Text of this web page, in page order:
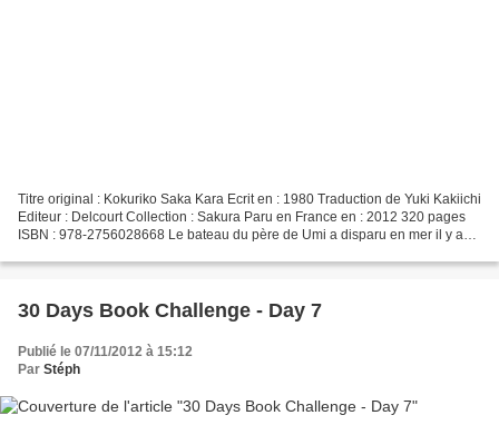
Titre original : Kokuriko Saka Kara Ecrit en : 1980 Traduction de Yuki Kakiichi
Editeur : Delcourt Collection : Sakura Paru en France en : 2012 320 pages
ISBN : 978-2756028668 Le bateau du père de Umi a disparu en mer il y a
30 Days Book Challenge - Day 7
Publié le 07/11/2012 à 15:12
Par Stéph